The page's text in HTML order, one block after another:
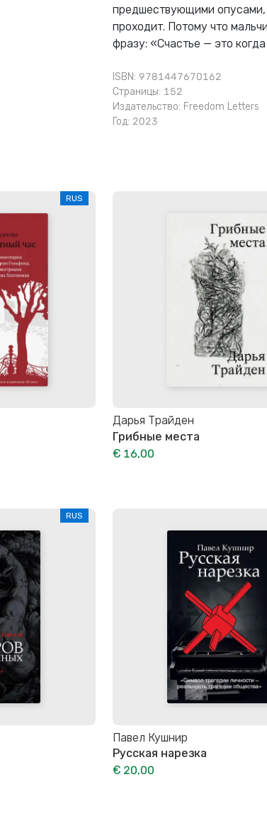
предшествующими
проходит. Потому что
фразу: «Счастье — это
ISBN: 9781447670162
Страницы: 152
Издательство: Freedom Letters
Год: 2023
RUS
Дарья Трайден
Грибные места
€ 16,00
RUS
Павел Кушнир
Русская нарезка
€ 20,00